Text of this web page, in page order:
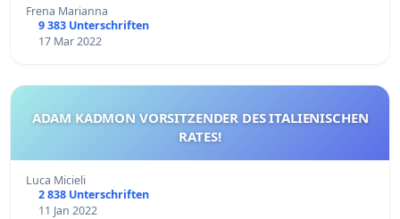
Frena Marianna
9 383 Unterschriften
17 Mar 2022
ADAM KADMON VORSITZENDER DES ITALIENISCHEN
RATES!
Luca Micieli
2 838 Unterschriften
11 Jan 2022